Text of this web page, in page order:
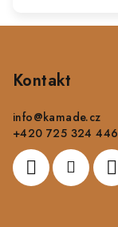
Kontakt
info@kamade.cz
+420 725 324 446